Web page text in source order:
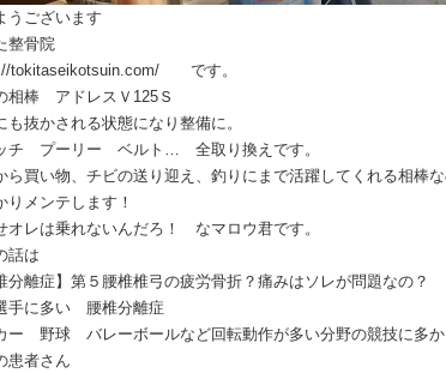
うございます
整骨院
tokitaseikotsuin.com/ です。
相棒 アドレスＶ125Ｓ
も抜かされる状態になり整備に。
チ プーリー ベルト… 全取り換えです。
ら買い物、チビの送り迎え、釣りにまで活躍してくれる相棒
りメンテします！
オレは乗れないんだろ！ なマロウ君です。
話は
分離症】第５腰椎椎弓の疲労骨折？痛みはソレが問題なの？
手に多い 腰椎分離症
ー 野球 バレーボールなど回転動作が多い分野の競技に多か
患者さん